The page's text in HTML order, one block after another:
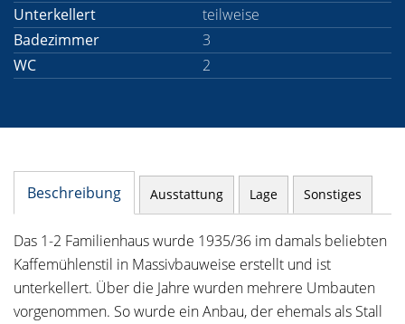
Unterkellert
teilweise
Badezimmer
3
WC
2
Beschreibung Ausstattung Lage Sonstiges
Das 1-2 Familienhaus wurde 1935/36 im damals beliebten
Kaffemühlenstil in Massivbauweise erstellt und ist
unterkellert. Über die Jahre wurden mehrere Umbauten
vorgenommen. So wurde ein Anbau, der ehemals als Stall